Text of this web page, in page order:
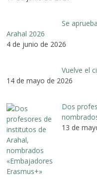
Se
Arahal 2026
4 de junio de 2026
Vuelve el
14 de mayo de 2026
Dos
13 de